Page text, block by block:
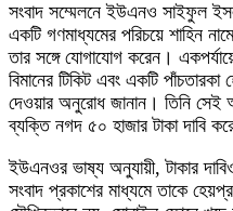
সংবাদ সম্মেলনে ইউএনও সাইফুল
একটি গণমাধ্যমের পরিচয়ে শাহিন
তার সঙ্গে যোগাযোগ করেন।
বিমানের টিকিট এবং একটি
দেওয়ার অনুরোধ জানান। তিনি সেই
ব্যক্তি নগদ ৫০ হাজার টাকা দাবি
ইউএনওর ভাষ্য অনুযায়ী, টাকার
সংবাদ প্রকাশের মাধ্যমে তাকে